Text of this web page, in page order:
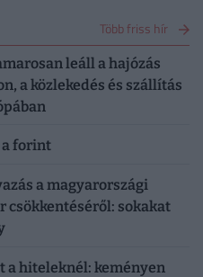
Több friss hír
leáll a hajózás
a közlekedés és szállítás
a forint
a magyarországi
csökkentéséről: sokakat
a hiteleknél: keményen